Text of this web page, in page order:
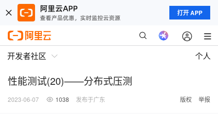
打开 APP
开发者社区 个人
性能测试(20)——分布式压测
2023-06-07 1038 发布于广东 版权 举报